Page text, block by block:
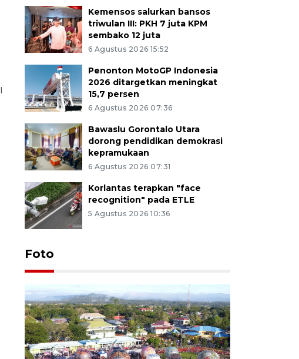
Kemensos salurkan bansos
triwulan III: PKH 7 juta KPM
sembako 12 juta
6 Agustus 2026 15:52
Penonton MotoGP Indonesia
2026 ditargetkan meningkat
15,7 persen
6 Agustus 2026 07:36
Bawaslu Gorontalo Utara
dorong pendidikan demokrasi
kepramukaan
6 Agustus 2026 07:31
Korlantas terapkan "face
recognition" pada ETLE
5 Agustus 2026 10:36
Foto